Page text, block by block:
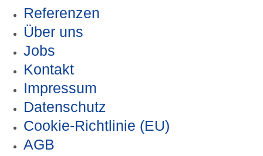
Referenzen
Über uns
Jobs
Kontakt
Impressum
Datenschutz
Cookie-Richtlinie (EU)
AGB